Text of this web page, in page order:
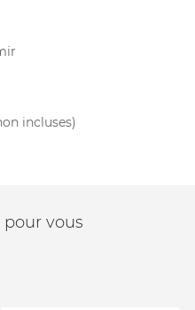
incluses)
vous